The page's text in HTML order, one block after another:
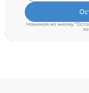
Нажимая на кнопку